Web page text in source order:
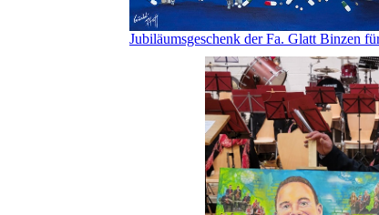
Jubiläumsgeschenk der Fa. Glatt Binzen